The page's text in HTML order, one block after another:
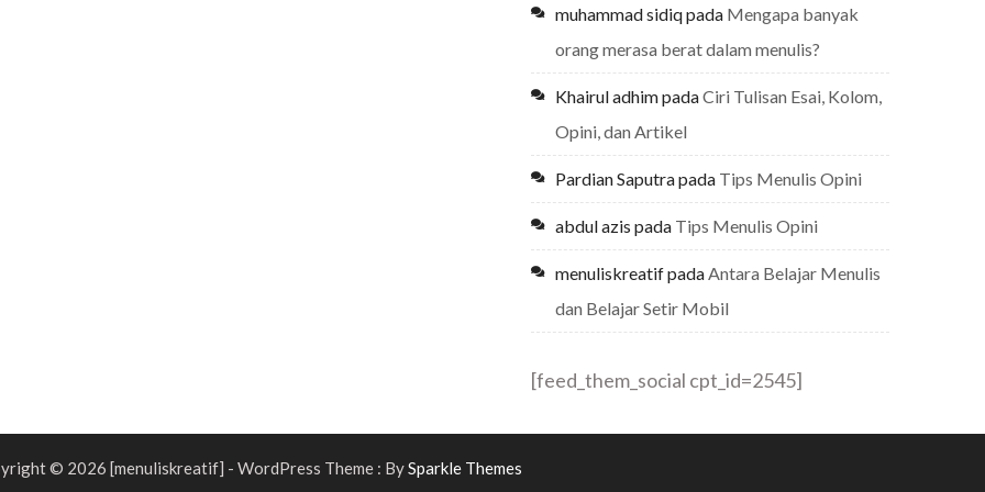
muhammad sidiqpada Mengapa banyak
orang merasa berat dalam menulis?
Khairul adhimpadaCiri Tulisan Esai, Kolom,
Opini, dan Artikel
Pardian Saputrapada Tips Menulis Opini
abdul azis pada Tips Menulis Opini
menuliskreatifpadaAntara Belajar Menulis
dan Belajar Setir Mobil
[feed_them_social cpt_id=2545]
© 2026 [menuliskreatif] - WordPress Theme : BySparkle Themes